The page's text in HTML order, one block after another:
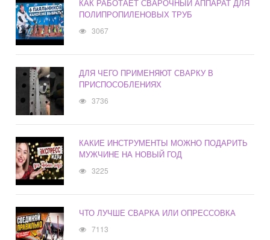
КАК РАБОТАЕТ СВАРОЧНЫЙ АППАРАТ ДЛЯ
ПОЛИПРОПИЛЕНОВЫХ ТРУБ
3067
ДЛЯ ЧЕГО ПРИМЕНЯЮТ СВАРКУ В
ПРИСПОСОБЛЕНИЯХ
3736
КАКИЕ ИНСТРУМЕНТЫ МОЖНО ПОДАРИТЬ
МУЖЧИНЕ НА НОВЫЙ ГОД
3225
ЧТО ЛУЧШЕ СВАРКА ИЛИ ОПРЕССОВКА
7113